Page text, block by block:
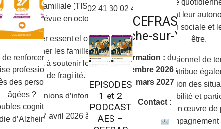
CEFRAS La
Roche-sur-Yon
Formation : du14
septembre 2026 au 16
mars 2027
Contact :
de la vie
favorisant leur
insertion sociale et
être.
Professionnel de
TISF contribue
prévention des
vulnérabilité et
mise en œuvre de
– 02 41 30 02 40
Sociale et Familiale (TISF), avec une
rentrée prévue en octobre 2026.
Ce métier essentiel consiste à
accompagner les familles dans leur
quotidien et à soutenir les situations
de fragilité.
Réunions d’information :
07 avril 2026 à 14h00
renforcer votre
professionnelle
des personnes
âgées ?
cognitifs,
d’Alzheimer…
EPISODES
1 et 2
PODCAST
AES –